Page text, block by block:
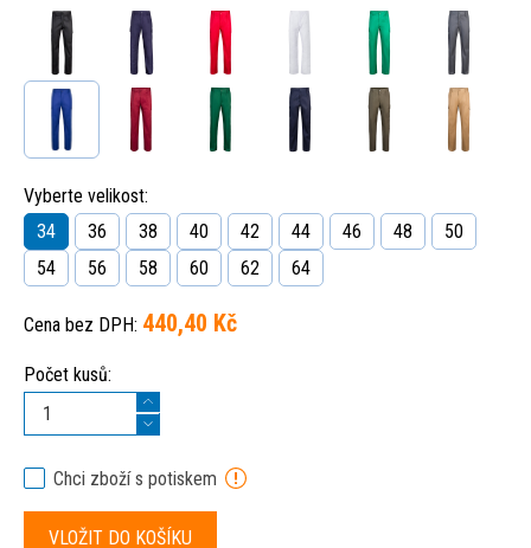
Vyberte velikost:
34
36 38 40 42 44 46 48
50
54
56 58 60 62 64
Cena bez DPH: 440,40 Kč
Počet kusů:
Chci zboží s potiskem